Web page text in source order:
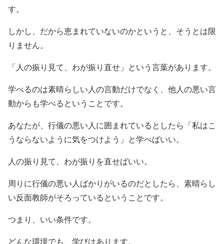
す。
しかし、だから恵まれていないのかというと、そうとは限
りません。
「人の振り見て、わが振り直せ」という言葉があります。
学べるのは素晴らしい人の言動だけでなく、他人の悪い言
動からも学べるということです。
あなたが、行儀の悪い人に囲まれているとしたら「私はこ
うならないように気をつけよう」と学べばいい。
人の振り見て、わが振りを直せばいい。
周りに行儀の悪い人ばかりがいるのだとしたら、素晴らし
い反面教師がそろっているということです。
つまり、いい条件です。
どんな環境でも、学びはあります。